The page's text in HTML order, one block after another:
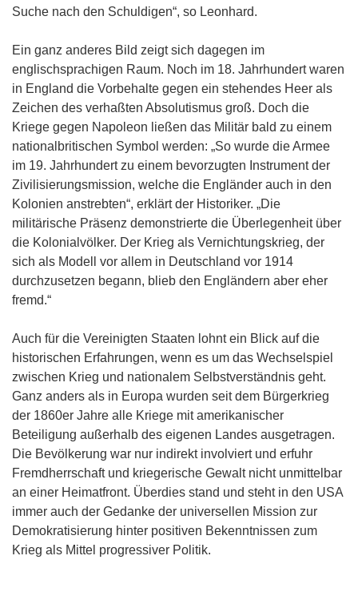
Suche nach den Schuldigen“, so Leonhard.
Ein ganz anderes Bild zeigt sich dagegen im
englischsprachigen Raum. Noch im 18. Jahrhundert waren
in England die Vorbehalte gegen ein stehendes Heer als
Zeichen des verhaßten Absolutismus groß. Doch die
Kriege gegen Napoleon ließen das Militär bald zu einem
nationalbritischen Symbol werden: „So wurde die Armee
im 19. Jahrhundert zu einem bevorzugten Instrument der
Zivilisierungsmission, welche die Engländer auch in den
Kolonien anstrebten“, erklärt der Historiker. „Die
militärische Präsenz demonstrierte die Überlegenheit über
die Kolonialvölker. Der Krieg als Vernichtungskrieg, der
sich als Modell vor allem in Deutschland vor 1914
durchzusetzen begann, blieb den Engländern aber eher
fremd.“
Auch für die Vereinigten Staaten lohnt ein Blick auf die
historischen Erfahrungen, wenn es um das Wechselspiel
zwischen Krieg und nationalem Selbstverständnis geht.
Ganz anders als in Europa wurden seit dem Bürgerkrieg
der 1860er Jahre alle Kriege mit amerikanischer
Beteiligung außerhalb des eigenen Landes ausgetragen.
Die Bevölkerung war nur indirekt involviert und erfuhr
Fremdherrschaft und kriegerische Gewalt nicht unmittelbar
an einer Heimatfront. Überdies stand und steht in den USA
immer auch der Gedanke der universellen Mission zur
Demokratisierung hinter positiven Bekenntnissen zum
Krieg als Mittel progressiver Politik.